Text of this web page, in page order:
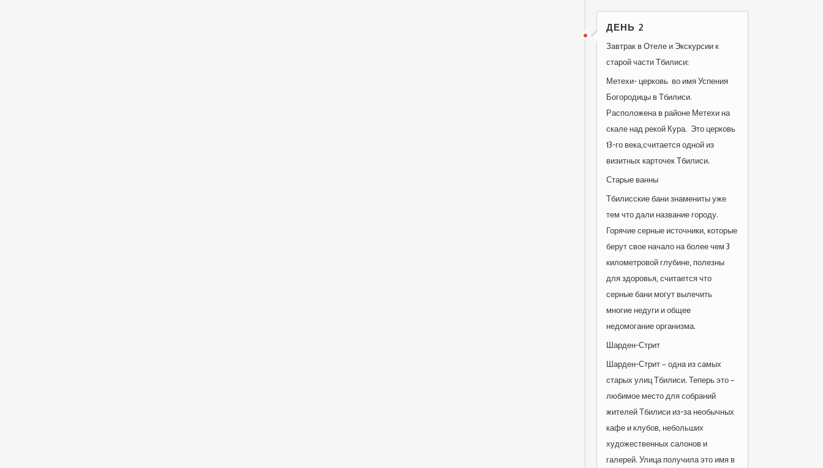
ДЕНЬ 2
Завтрак в Отеле и Экскурсии к
старой части Тбилиси:
Метехи- церковь во имя Успения
Богородицы в Тбилиси.
Расположена в районе Метехи на
скале над рекой Кура. Это церковь
13-го века,считается одной из
визитных карточек Тбилиси.
Старые ванны
Тбилисские бани знамениты уже
тем что дали название городу.
Горячие серные источники, которые
берут свое начало на более чем 3
километровой глубине, полезны
для здоровья, считается что
серные бани могут вылечить
многие недуги и общее
недомогание организма.
Шарден-Стрит
Шарден-Стрит – одна из самых
старых улиц Тбилиси. Теперь это –
любимое место для собраний
жителей Тбилиси из-за необычных
кафе и клубов, небольших
художественных салонов и
галерей. Улица получила это имя в